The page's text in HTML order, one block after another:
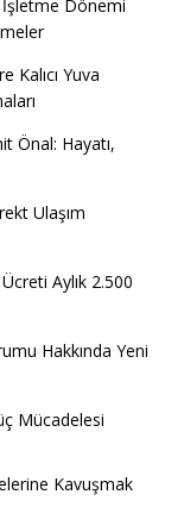
İşletme Dönemi
Kalıcı Yuva
Önal: Hayatı,
Ulaşım
Aylık 2.500
Hakkında Yeni
Mücadelesi
Kavuşmak